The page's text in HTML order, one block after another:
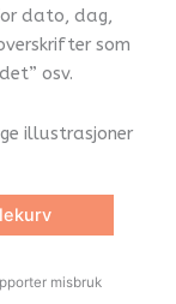
dato, dag,
som
osv.
illustrasjoner
misbruk